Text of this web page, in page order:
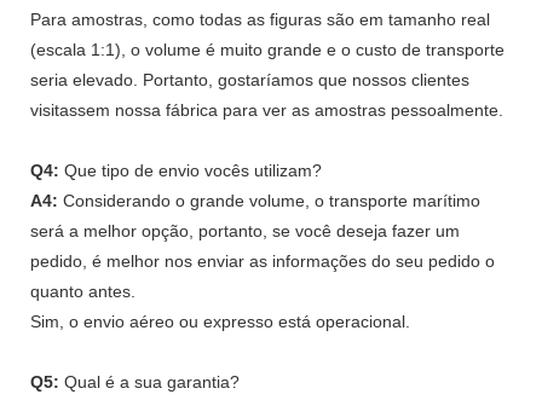
Para amostras, como todas as figuras são em tamanho real
(escala 1:1), o volume é muito grande e o custo de transporte
seria elevado. Portanto, gostaríamos que nossos clientes
visitassem nossa fábrica para ver as amostras pessoalmente.
Q4: Que tipo de envio vocês utilizam?
A4: Considerando o grande volume, o transporte marítimo
será a melhor opção, portanto, se você deseja fazer um
pedido, é melhor nos enviar as informações do seu pedido o
quanto antes.
Sim, o envio aéreo ou expresso está operacional.
Q5: Qual é a sua garantia?